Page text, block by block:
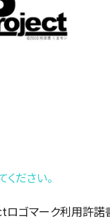
ださい。
ロゴマーク利用許諾